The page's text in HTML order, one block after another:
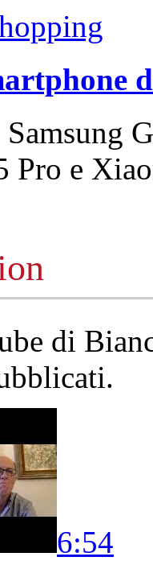
Pro e
di
6:54